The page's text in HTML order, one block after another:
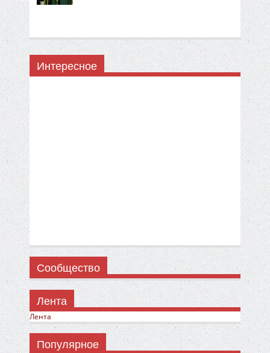
Интересное
Сообщество
Лента
Лента
Популярное